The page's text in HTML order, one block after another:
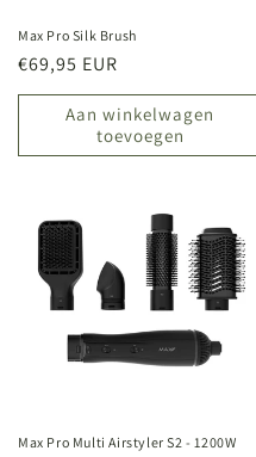
Max Pro Silk Brush
Normale
prijs
€69,95 EUR
Aan winkelwagen
toevoegen
Max Pro Multi Airstyler S2 - 1200W